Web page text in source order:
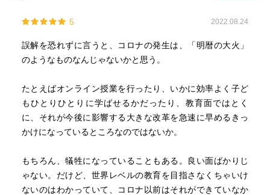
5 2022.08.24
誤解を恐れずに言うと、コロナの発生は、「明暦の大火」
のようなものなんじゃないかと思う。
たとえばオンライン授業を行ったり、いかに効率よく子ど
もひとりひとりに学ばせるかだったり、教育面ではとく
に、それが今後に影響する大きな改革を急速に早めるきっ
かけになっているところなのではないか。
もちろん、犠牲になっていることもある。良い面ばかりじ
ゃない。だけど、世界レベルの教育を目指さなくちゃいけ
ないのはわかっていて、コロナ以前はそれができていなか